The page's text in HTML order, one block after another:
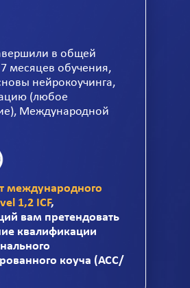
в общей
месяцев обучения,
нейрокоучинга,
(любое
Международной
международного
1,2 ICF,
вам претендовать
квалификации
коуча (АСС/